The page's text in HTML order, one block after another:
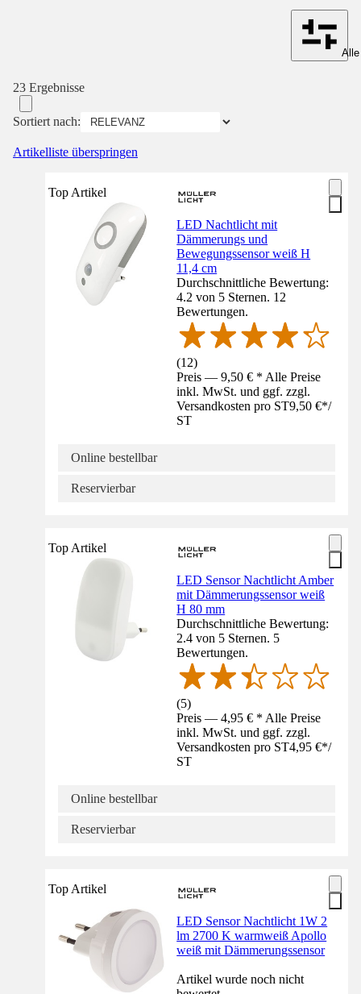
23 Ergebnisse
Sortiert nach:
Artikelliste überspringen
Top Artikel
LED Nachtlicht mit
Dämmerungs und
Bewegungssensor weiß H
11,4 cm
Durchschnittliche Bewertung:
4.2 von 5 Sternen. 12
Bewertungen.
(12)
Preis — 9,50 € * Alle Preise
inkl. MwSt. und ggf. zzgl.
Versandkosten pro ST9,50 €*/
ST
Online bestellbar
Reservierbar
Top Artikel
LED Sensor Nachtlicht Amber
mit Dämmerungssensor weiß
H 80 mm
Durchschnittliche Bewertung:
2.4 von 5 Sternen. 5
Bewertungen.
(5)
Preis — 4,95 € * Alle Preise
inkl. MwSt. und ggf. zzgl.
Versandkosten pro ST4,95 €*/
ST
Online bestellbar
Reservierbar
Top Artikel
LED Sensor Nachtlicht 1W 2
lm 2700 K warmweiß Apollo
weiß mit Dämmerungssensor
Artikel wurde noch nicht